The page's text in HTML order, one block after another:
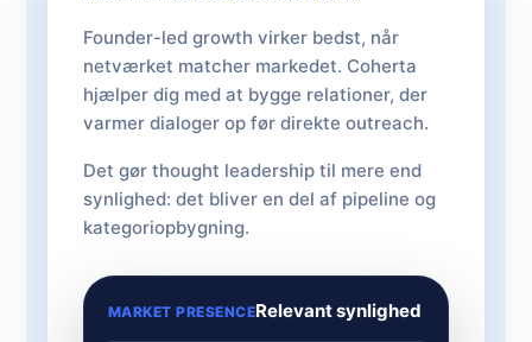
Founder-led growth virker bedst, når
netværket matcher markedet. Coherta
hjælper dig med at bygge relationer, der
varmer dialoger op før direkte outreach.
Det gør thought leadership til mere end
synlighed: det bliver en del af pipeline og
kategoriopbygning.
MARKET PRESENCERelevant synlighed